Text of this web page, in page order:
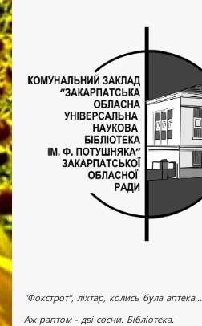
"Фокстрот", ліхтар, колись була аптека...
Аж раптом - дві сосни. Бібліотека.